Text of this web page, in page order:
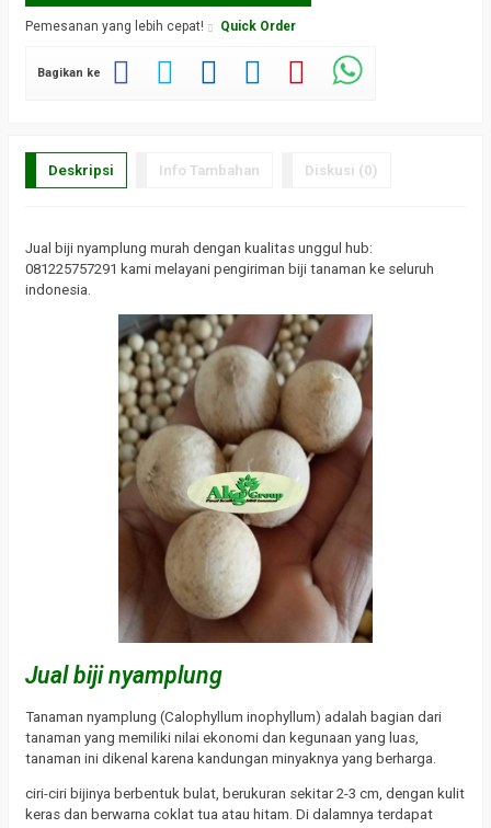
Pemesanan yang lebih cepat! Quick Order
Bagikan ke
Deskripsi Info Tambahan Diskusi (0)
Jual biji nyamplung murah dengan kualitas unggul hub:
081225757291 kami melayani pengiriman biji tanaman ke seluruh
indonesia.
Jual biji nyamplung
Tanaman nyamplung (Calophyllum inophyllum) adalah bagian dari
tanaman yang memiliki nilai ekonomi dan kegunaan yang luas,
tanaman ini dikenal karena kandungan minyaknya yang berharga.
ciri-ciri bijinya berbentuk bulat, berukuran sekitar 2-3 cm, dengan kulit
keras dan berwarna coklat tua atau hitam. Di dalamnya terdapat